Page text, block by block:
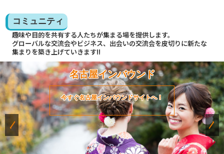
コミュニティ
趣味や目的を共有する人たちが集まる場を提供します。
グローバルな交流会やビジネス、出会いの交流会を皮切りに新たな
集まりを築き上げていきます!!
名古屋インバウンド
今すぐ名古屋インバウンドサイトへ！